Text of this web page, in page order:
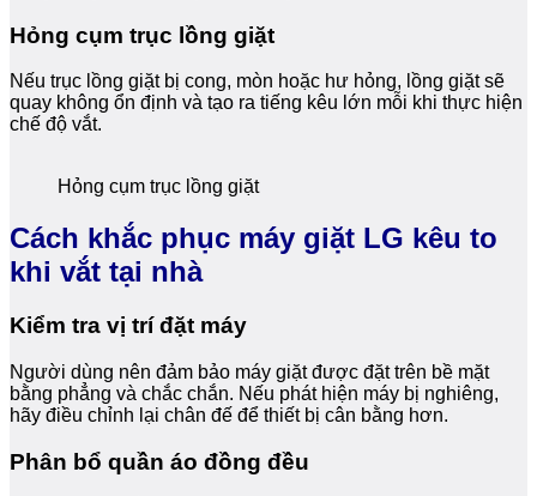
Hỏng cụm trục lồng giặt
Nếu trục lồng giặt bị cong, mòn hoặc hư hỏng, lồng giặt sẽ
quay không ổn định và tạo ra tiếng kêu lớn mỗi khi thực hiện
chế độ vắt.
Hỏng cụm trục lồng giặt
Cách khắc phục máy giặt LG kêu to
khi vắt tại nhà
Kiểm tra vị trí đặt máy
Người dùng nên đảm bảo máy giặt được đặt trên bề mặt
bằng phẳng và chắc chắn. Nếu phát hiện máy bị nghiêng,
hãy điều chỉnh lại chân đế để thiết bị cân bằng hơn.
Phân bổ quần áo đồng đều